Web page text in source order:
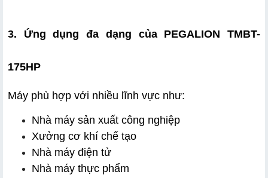
3. Ứng dụng đa dạng của PEGALION TMBT-
175HP
Máy phù hợp với nhiều lĩnh vực như:
Nhà máy sản xuất công nghiệp
Xưởng cơ khí chế tạo
Nhà máy điện tử
Nhà máy thực phẩm